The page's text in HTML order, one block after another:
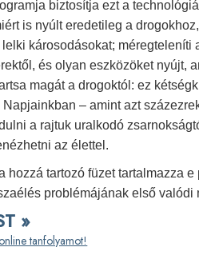
biztosítja ezt a
is nyúlt eredetileg a
károsodásokat; méregteleníti
és olyan eszközöket nyújt,
magát a drogoktól: ez
– amint azt
a rajtuk uralkodó
az élettel.
hozzá tartozó füzet tartalmazza
problémájának első valódi
»
tanfolyamot!